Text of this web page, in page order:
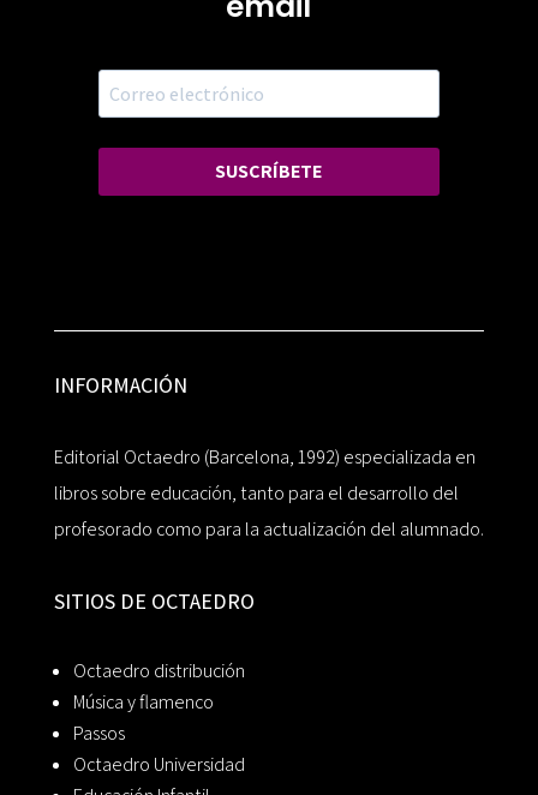
SUSCRÍBETE
INFORMACIÓN
Editorial Octaedro (Barcelona, 1992) especializada en
libros sobre educación, tanto para el desarrollo del
profesorado como para la actualización del alumnado.
SITIOS DE OCTAEDRO
Octaedro distribución
Música y flamenco
Passos
Octaedro Universidad